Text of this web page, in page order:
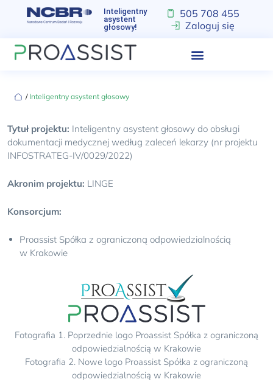
Inteligentny
asystent
głosowy!
505 708 455
Zaloguj się
‏‏‎ ‎/‏‏‎ ‎ Inteligentny asystent głosowy
Tytuł projektu: Inteligentny asystent głosowy do obsługi
dokumentacji medycznej według zaleceń lekarzy (nr projektu
INFOSTRATEG-IV/0029/2022)
Akronim projektu: LINGE
Konsorcjum:
Proassist Spółka z ograniczoną odpowiedzialnością
w Krakowie
Fotografia 1. Poprzednie logo Proassist Spółka z ograniczoną
odpowiedzialnością w Krakowie
Fotografia 2. Nowe logo Proassist Spółka z ograniczoną
odpowiedzialnością w Krakowie